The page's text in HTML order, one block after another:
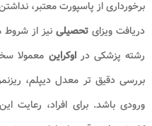
برخورداری از پاسپورت معتبر،
دریافت ویزای تحصیلی نیز از
رشته پزشکی دراوکراین معمولا
بررسی دقیق تر معدل دیپلم،
ورودی باشد. برای افراد، رعایت